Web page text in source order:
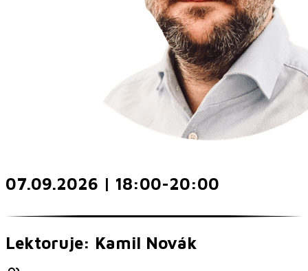
07.09.2026 | 18:00-20:00
Lektoruje: Kamil Novák